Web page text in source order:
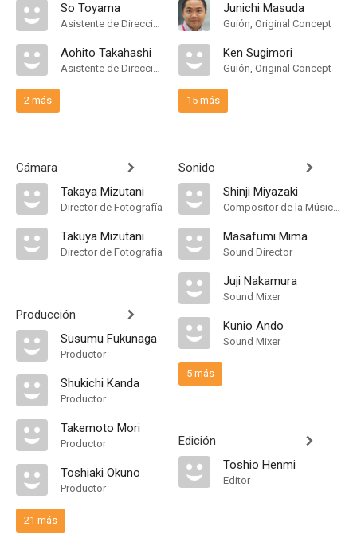
So Toyama
Asistente de Dirección
Aohito Takahashi
Asistente de Dirección
2 más
Cámara
Takaya Mizutani
Director de Fotografía
Takuya Mizutani
Director de Fotografía
Producción
Susumu Fukunaga
Productor
Shukichi Kanda
Productor
Takemoto Mori
Productor
Toshiaki Okuno
Productor
21 más
Junichi Masuda
Guión, Original Concept
Ken Sugimori
Guión, Original Concept
15 más
Sonido
Shinji Miyazaki
Compositor de la Música Original, Música
Masafumi Mima
Sound Director
Juji Nakamura
Sound Mixer
Kunio Ando
Sound Mixer
5 más
Edición
Toshio Henmi
Editor